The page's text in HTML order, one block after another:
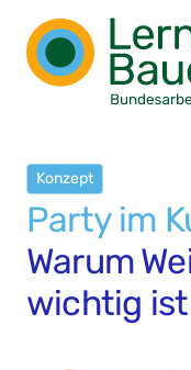
Konzept
Party im
Warum
wichtig ist